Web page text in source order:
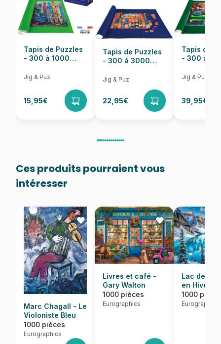
Dimensions 68 x 48 cm
Tapis de Puzzles
- 300 à 1000
Jig & Puz
15,95€
Tapis de Puzzles
- 300 à 3000
Jig & Puz
22,95€
Tapis de
- 300 à
Jig & Puz
39,95€
Ces produits pourraient vous
intéresser
Marc Chagall - Le
Violoniste Bleu
1000 pièces
Eurographics
Livres et café -
Gary Walton
1000 pièces
Eurographics
Lac de
en Hiver
1000
Eurographics